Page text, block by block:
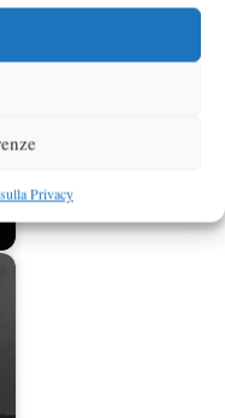
Privacy